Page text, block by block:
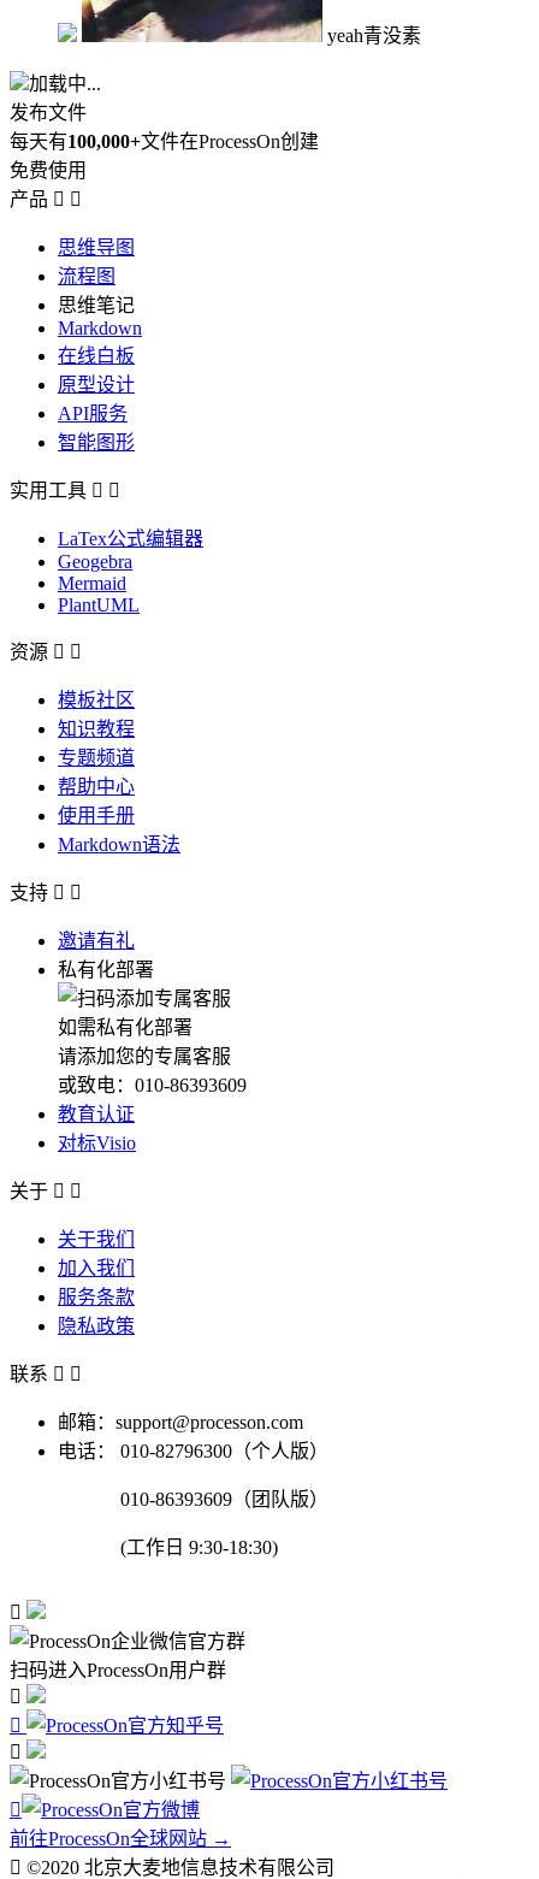
yeah青没素
加载中...
发布文件
每天有100,000+文件在ProcessOn创建
免费使用
产品  
思维导图
流程图
思维笔记
Markdown
在线白板
原型设计
API服务
智能图形
实用工具  
LaTex公式编辑器
Geogebra
Mermaid
PlantUML
资源  
模板社区
知识教程
专题频道
帮助中心
使用手册
Markdown语法
支持  
邀请有礼
私有化部署
如需私有化部署
请添加您的专属客服
或致电：010-86393609
教育认证
对标Visio
关于  
关于我们
加入我们
服务条款
隐私政策
联系  
邮箱：support@processon.com
电话：
010-82796300（个人版）
010-86393609（团队版）
(工作日 9:30-18:30)

扫码进入ProcessOn用户群




前往ProcessOn全球网站 →
 ©2020 北京大麦地信息技术有限公司